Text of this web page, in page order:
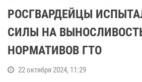
РОСГВАРДЕЙЦЫ
СИЛЫ НА
НОРМАТИВОВ ГТО
22 октября 2024, 11:29